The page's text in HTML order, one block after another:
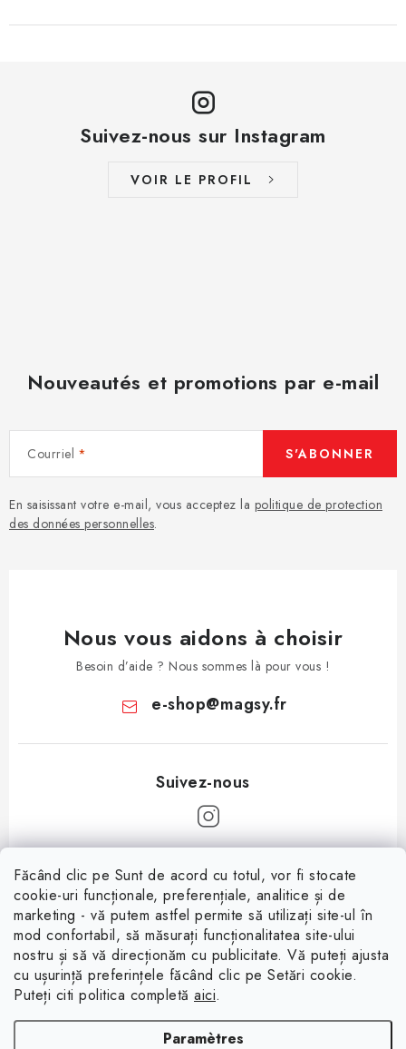
Făcând clic pe Sunt de acord cu totul, vor fi stocate
cookie-uri funcționale, preferențiale, analitice și de
marketing - vă putem astfel permite să utilizați site-ul în
mod confortabil, să măsurați funcționalitatea site-ului
nostru și să vă direcționăm cu publicitate. Vă puteți ajusta
cu ușurință preferințele făcând clic pe Setări cookie.
Puteți citi politica completă aici.
Paramètres
Suivez-nous sur Instagram
VOIR LE PROFIL
Nouveautés et promotions par e-mail
Courriel
En saisissant votre e-mail, vous acceptez la politique de protection
des données personnelles.
S'ABONNER
Nous vous aidons à choisir
Besoin d’aide ? Nous sommes là pour vous !
e-shop@magsy.fr
Informații pentru tine
À propos
Conditions de vente
Facebook